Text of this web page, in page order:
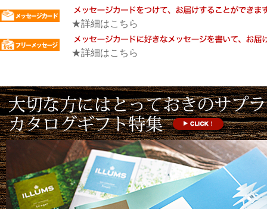
★詳細はこちら
★詳細はこちら